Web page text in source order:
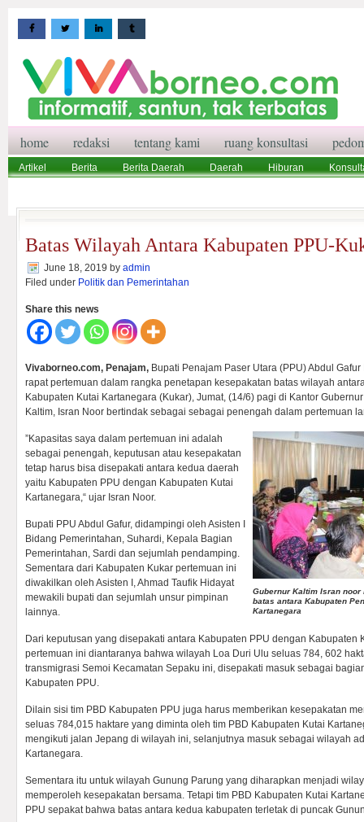
home redaksi tentang kami ruang konsultasi
Artikel Berita Berita Daerah Daerah Hiburan
Batas Wilayah Antara Kabupaten PPU-
June 18, 2019 by admin
Filed under Politik dan Pemerintahan
Share this news
Vivaborneo.com, Penajam, Bupati Penajam Paser Utara (PPU) Abdul
rapat pertemuan dalam rangka penetapan kesepakatan batas wilayah
Kabupaten Kutai Kartanegara (Kukar), Jumat, (14/6) pagi di Kantor
Kaltim, Isran Noor bertindak sebagai sebagai penengah dalam pertemuan
Gubernur Kaltim Isran
batas antara Kabupaten
Kartanegara
”Kapasitas saya dalam pertemuan ini adalah
sebagai penengah, keputusan atau kesepakatan
tetap harus bisa disepakati antara kedua daerah
yaitu Kabupaten PPU dengan Kabupaten Kutai
Kartanegara,“ ujar Isran Noor.
Bupati PPU Abdul Gafur, didampingi oleh Asisten I
Bidang Pemerintahan, Suhardi, Kepala Bagian
Pemerintahan, Sardi dan sejumlah pendamping.
Sementara dari Kabupaten Kukar pertemuan ini
diwakilkan oleh Asisten I, Ahmad Taufik Hidayat
mewakili bupati dan sejumlah unsur pimpinan
lainnya.
Dari keputusan yang disepakati antara Kabupaten PPU dengan Kabupaten
pertemuan ini diantaranya bahwa wilayah Loa Duri Ulu seluas 784, 602
transmigrasi Semoi Kecamatan Sepaku ini, disepakati masuk sebagai
Kabupaten PPU.
Dilain sisi tim PBD Kabupaten PPU juga harus memberikan kesepakatan
seluas 784,015 haktare yang diminta oleh tim PBD Kabupaten Kutai
mengikuti jalan Jepang di wilayah ini, selanjutnya masuk sebagai wilayah
Kartanegara.
Sementara itu untuk wilayah Gunung Parung yang diharapkan menjadi
memperoleh kesepakatan bersama. Tetapi tim PBD Kabupaten Kutai
PPU sepakat bahwa batas antara kedua kabupaten terletak di puncak